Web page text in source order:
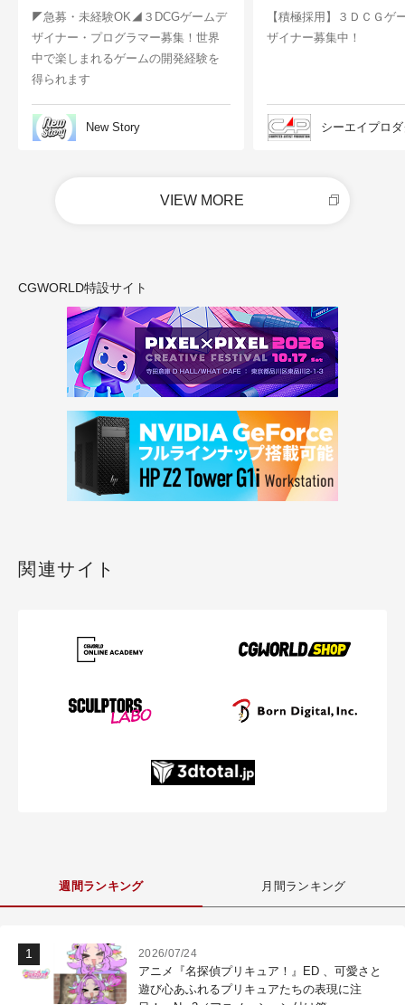
◤急募・未経験OK◢３DCGゲームデ
ザイナー・プログラマー募集！世界
中で楽しまれるゲームの開発経験を
得られます
New Story
【積極採用】３ＤＣＧゲ
ザイナー募集中！
シーエイプロ
VIEW MORE
CGWORLD特設サイト
関連サイト
週間ランキング 月間ランキング
2026/07/24
アニメ『名探偵プリキュア！』ED 、可愛さと
遊び心あふれるプリキュアたちの表現に注